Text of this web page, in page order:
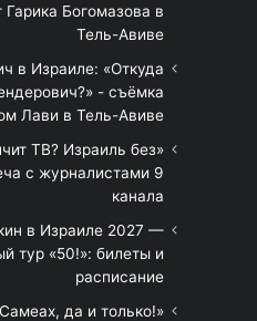
Богомазова в
Тель-Авиве
в Израиле: «Откуда
- съёмка
Лави в Тель-Авиве
ТВ? Израиль без
с журналистами 9
канала
в Израиле 2027 —
тур «50!»: билеты и
расписание
да и только!»